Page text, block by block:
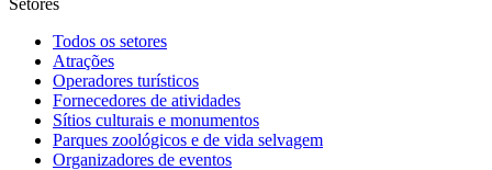
Todos os setores
Atrações
Operadores turísticos
Fornecedores de atividades
Sítios culturais e monumentos
Parques zoológicos e de vida selvagem
Organizadores de eventos